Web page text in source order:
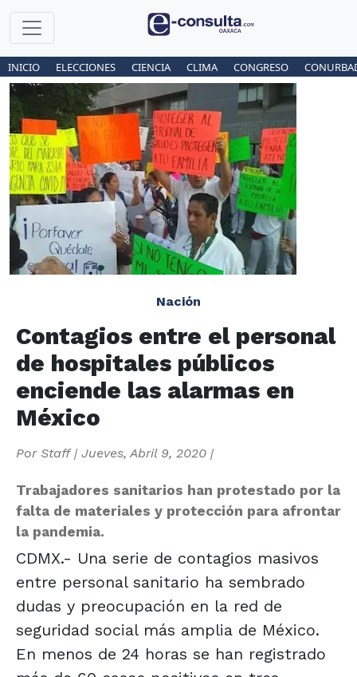
INICIO ELECCIONES CIENCIA CLIMA CONGRESO
Nación
Contagios entre el personal
de hospitales públicos
enciende las alarmas en
México
Por Staff| Jueves, Abril 9, 2020 |
Trabajadores sanitarios han protestado por la
falta de materiales y protección para afrontar
la pandemia.
CDMX.- Una serie de contagios masivos
entre personal sanitario ha sembrado
dudas y preocupación en la red de
seguridad social más amplia de México.
En menos de 24 horas se han registrado